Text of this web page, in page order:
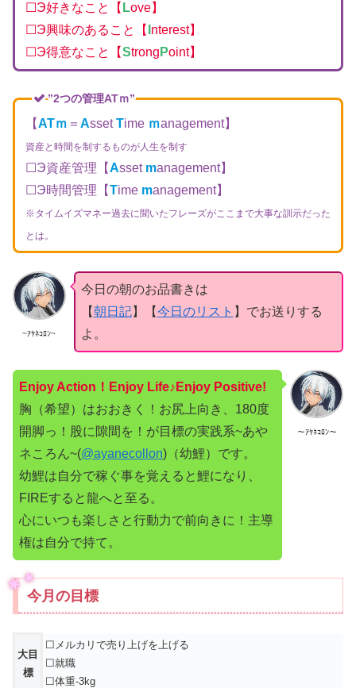
☐Э好きなこと【 Love】
☐Э興味のあること【 nterest】
☐Э得意なこと【Strong Point】
”2つの管理ATｍ”
【ATｍ ＝ AssetTime ｍanagement】
資産と時間を制するものが人生を制す
☐Э資産管理【Asset management】
☐Э時間管理【Time management】
※タイムイズマネー過去に聞いたフレーズがここまで大事な訓示だった
とは。
~ｱﾔﾈｺﾛﾝ~
今日の朝のお品書きは
【朝日記】【今日のリスト 】でお送りする
よ。
～ｱﾔﾈｺﾛﾝ～
Enjoy Action！Enjoy Life♪Enjoy Positive!
胸（希望）はおおきく！お尻上向き、180度
開脚っ！股に隙間を！が目標の実践系~あや
ネころん~(@ayanecollon)（幼鯉）です。
幼鯉は自分で稼ぐ事を覚えると鯉になり、
FIREすると龍へと至る。
心にいつも楽しさと行動力で前向きに！主導
権は自分で持て。
今月の目標
大目
標
☐メルカリで売り上げを上げる
☐就職
☐体重-3kg